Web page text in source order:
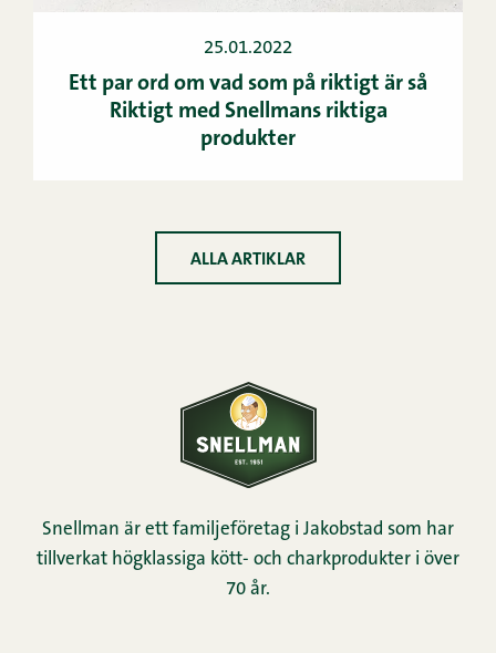
25.01.2022
Ett par ord om vad som på riktigt är så
Riktigt med Snellmans riktiga
produkter
ALLA ARTIKLAR
Snellman är ett familjeföretag i Jakobstad som har
tillverkat högklassiga kött- och charkprodukter i över
70 år.